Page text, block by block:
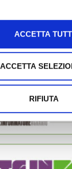
ACCETTA
ACCETTA
RIFIUTA